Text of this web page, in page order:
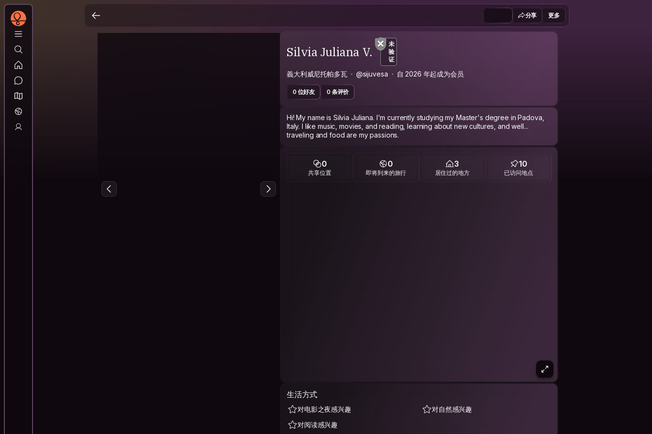
分享 更多
Silvia Juliana V.
未
验
证
義大利威尼托帕多瓦 @sijuvesa 自 2026 年起成为会员
0 位好友 0 条评价
Hi! My name is Silvia Juliana. I'm currently studying my Master's degree in Padova,
Italy. I like music, movies, and reading, learning about new cultures, and well...
traveling and food are my passions.
0
共享位置
0
即将到来的旅行
3
居住过的地方
10
已访问地点
生活方式
对电影之夜感兴趣
对自然感兴趣
对阅读感兴趣